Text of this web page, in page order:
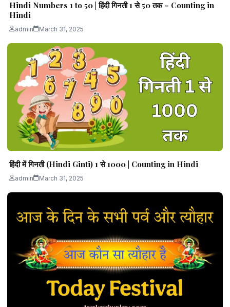
Hindi Numbers 1 to 50 | हिंदी गिनती 1 से 50 तक – Counting in
Hindi
admin March 31, 2025
हिंदी में गिनती (Hindi Ginti) 1 से 1000 | Counting in Hindi
admin March 31, 2025